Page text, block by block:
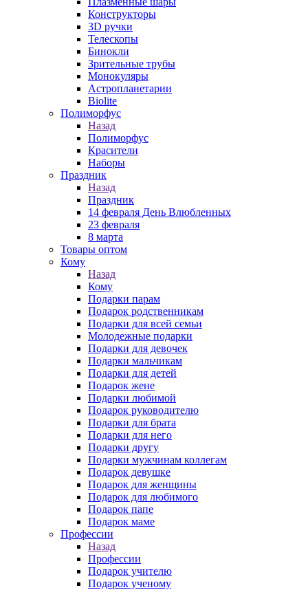
Конструкторы
3D ручки
Телескопы
Бинокли
Зрительные трубы
Монокуляры
Астропланетарии
Biolite
Полиморфус
Назад
Полиморфус
Красители
Наборы
Праздник
Назад
Праздник
14 февраля День Влюбленных
23 февраля
8 марта
Товары оптом
Кому
Назад
Кому
Подарки парам
Подарок родственникам
Подарки для всей семьи
Молодежные подарки
Подарки для девочек
Подарки мальчикам
Подарки для детей
Подарок жене
Подарки любимой
Подарок руководителю
Подарки для брата
Подарки для него
Подарки другу
Подарки мужчинам коллегам
Подарок девушке
Подарок для женщины
Подарок для любимого
Подарок папе
Подарок маме
Профессии
Назад
Профессии
Подарок учителю
Подарок ученому